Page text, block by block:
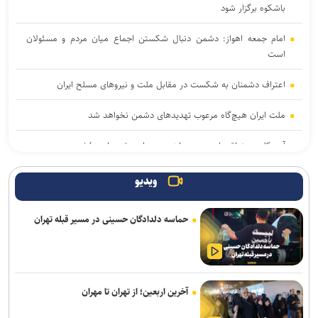
باشکوه برگزار شود
امام جمعه اهواز: دشمن دنبال شکستن اجماع میان مردم و مسئولان
است
اعتراف دشمنان به شکست در مقابل ملت و نیرو‌های مسلح ایران
ملت ایران هیچ‌گاه مرعوب تهدید‌های دشمن نخواهد شد
آمریکا در منطقه با بن‌بست راهبردی مواجه شده است/خدمت به مردم و
نمی‌توان به دشمن اعتماد کرد؛ نقض مکرر تفاهم‌نامه این را ثابت کرد
امام‌ جمعه کرج: خبرنگاری یک رسالت است، نه صرفاً یک شغل/انتقاد از
کوتاهی در اجرای قانون عفاف و حجاب
به‌دست آورد
تعجب می‌کنم از برخی افراد نابخرد در داخل که هنوز می‌گویند با آمریکا
ویدیو
حماسه دلدادگان حسینی در مسیر قبله تهران
آخرین اربعین؛ از تهران تا مهران